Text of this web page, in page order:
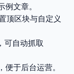
文章。
顶区块与自定义
可自动抓取
于后台运营。